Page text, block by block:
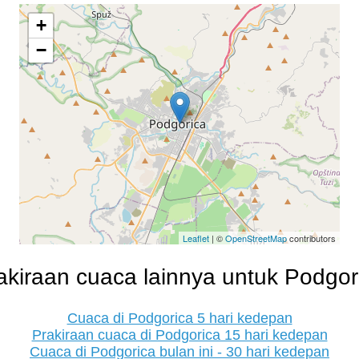
+
−
Leaflet | ©OpenStreetMapcontributors
cuaca lainnya untuk
Cuaca di Podgorica 5 hari kedepan
Prakiraan cuaca di Podgorica 15 hari kedepan
Cuaca di Podgorica bulan ini - 30 hari kedepan